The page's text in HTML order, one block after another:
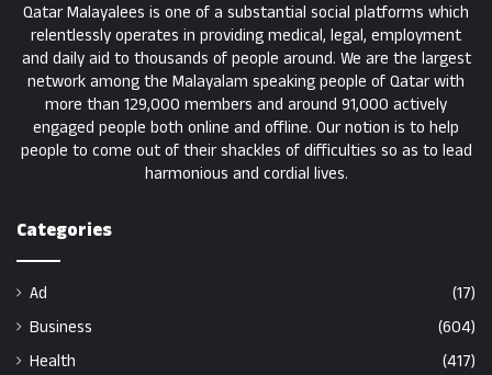
Qatar Malayalees is one of a substantial social platforms which
relentlessly operates in providing medical, legal, employment
and daily aid to thousands of people around. We are the largest
network among the Malayalam speaking people of Qatar with
more than 129,000 members and around 91,000 actively
engaged people both online and offline. Our notion is to help
people to come out of their shackles of difficulties so as to lead
harmonious and cordial lives.
Categories
Ad
(17)
Business
(604)
Health
(417)